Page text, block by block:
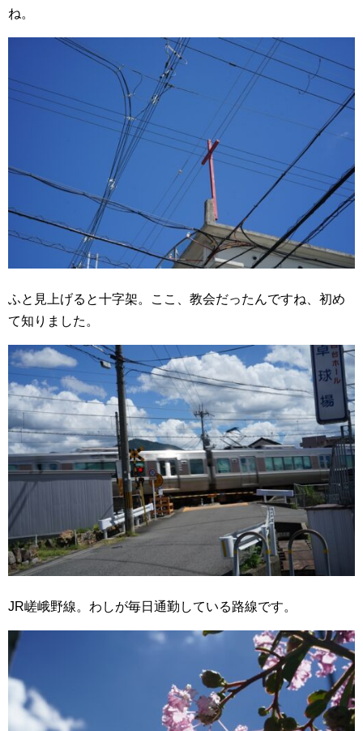
ね。
ふと見上げると十字架。ここ、教会だったんですね、初め
て知りました。
JR嵯峨野線。わしが毎日通勤している路線です。